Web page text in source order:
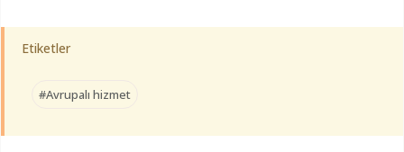
Etiketler
#Avrupalı hizmet